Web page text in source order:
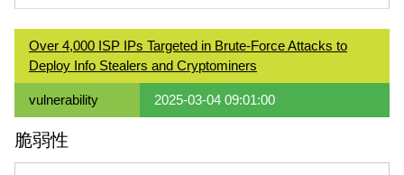
Over 4,000 ISP IPs Targeted in Brute-Force Attacks to
Deploy Info Stealers and Cryptominers
vulnerability 2025-03-04 09:01:00
脆弱性